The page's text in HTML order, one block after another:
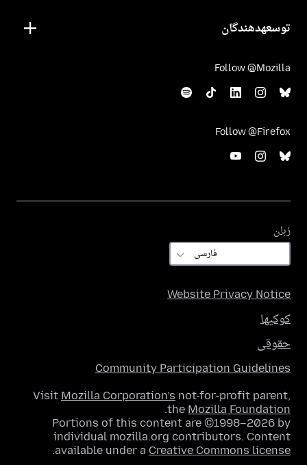
توسعهدهندگان
Follow @Mozilla
Follow @Firefox
زبان
Website Privacy Notice
کوکیها
حقوقی
Community Participation Guidelines
Visit Mozilla Corporation’s not-for-profit parent,
the Mozilla Foundation
.
Portions of this content are ©1998–2026 by
individual mozilla.org contributors. Content
available under a Creative Commons license
.